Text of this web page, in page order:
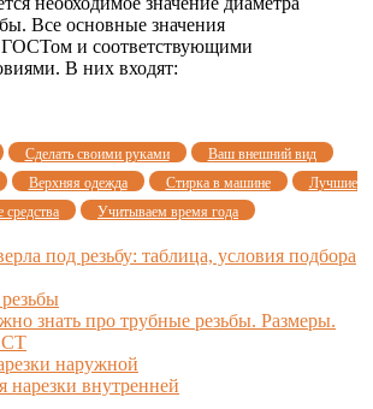
Все основные значения
ГОСТом и соответствующими
В них входят:
Сделать своими руками
Ваш внешний вид
Верхняя одежда Стирка в машине
Лучшие
Учитываем время года
под резьбу: таблица, условия подбора
знать про трубные резьбы. Размеры.
наружной
нарезки внутренней